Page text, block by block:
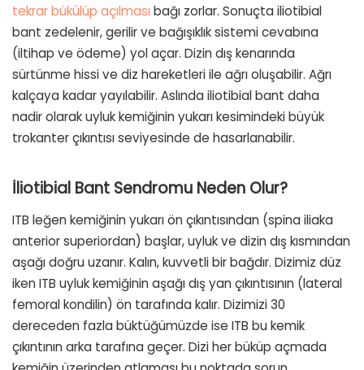
tekrar bükülüp açılması bağı zorlar. Sonuçta iliotibial
bant zedelenir, gerilir ve bağışıklık sistemi cevabına
(iltihap ve ödeme) yol açar. Dizin dış kenarında
sürtünme hissi ve diz hareketleri ile ağrı oluşabilir. Ağrı
kalçaya kadar yayılabilir. Aslında iliotibial bant daha
nadir olarak uyluk kemiğinin yukarı kesimindeki büyük
trokanter çıkıntısı seviyesinde de hasarlanabilir.
İliotibial Bant Sendromu Neden Olur?
ITB leğen kemiğinin yukarı ön çıkıntısından (spina iliaka
anterior superiordan) başlar, uyluk ve dizin dış kısmından
aşağı doğru uzanır. Kalın, kuvvetli bir bağdır. Dizimiz düz
iken ITB uyluk kemiğinin aşağı dış yan çıkıntısının (lateral
femoral kondilin) ön tarafında kalır. Dizimizi 30
dereceden fazla büktüğümüzde ise ITB bu kemik
çıkıntının arka tarafına geçer. Dizi her büküp açmada